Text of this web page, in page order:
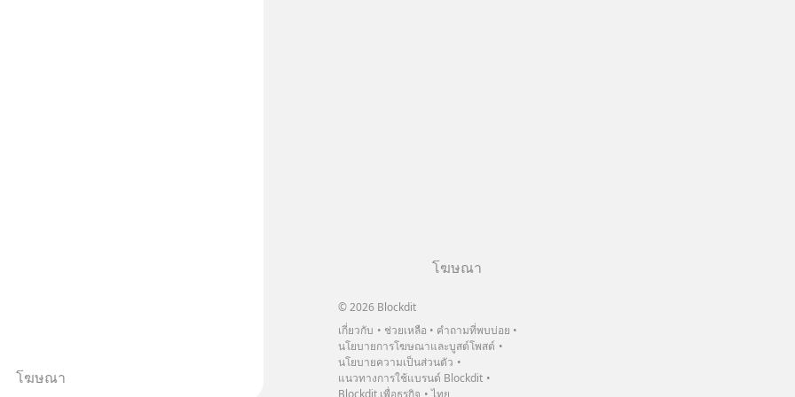
โฆษณา
โฆษณา
© 2026 Blockdit
เกี่ยวกับ
ช่วยเหลือ
คำถามที่พบบ่อย
นโยบายการโฆษณาและบูสต์โพสต์
นโยบายความเป็นส่วนตัว
แนวทางการใช้แบรนด์ Blockdit
Blockdit เพื่อธุรกิจ
ไทย